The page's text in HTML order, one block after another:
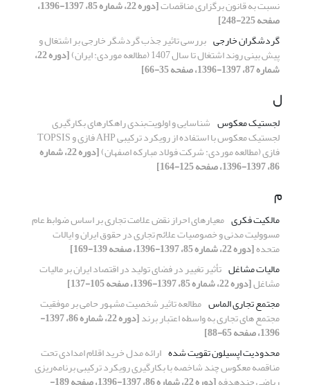
نسبت به قانون برگزاری مناقصات [دوره 22، شماره 85، 1397-1396،
صفحه 225-248]
گردشگران خارجی بررسی تاثیر جذب گردشگر خارجی بر اشتغال و
پیش بینی روند اشتغال تا سال 1407 (مطالعه موردی: ایران) [دوره 22،
شماره 87، 1397-1396، صفحه 35-66]
ل
لجستیک معکوس شناسایی و اولویت‌بندی راهکارهای بکارگیری
لجستیک معکوس با استفاده از رویکرد ترکیبی AHP فازی و TOPSIS
فازی (مطالعه موردی: شرکت فولاد مبارکه اصفهان) [دوره 22، شماره
86، 1397-1396، صفحه 125-164]
م
مالکیت فکری معیارهای احراز نقض علامت تجاری بر اساس ضوابط عام
مسوولیت مدنی و خصوصیات علائم تجاری در حقوق ایران و ایالات
متحده[دوره 22، شماره 85، 1397-1396، صفحه 139-169]
مالیات مشاغل تأثیر تغییر در فضای تولید در اقتصاد ایران بر مالیات
مشاغل[دوره 22، شماره 85، 1397-1396، صفحه 105-137]
مجتمع تجاری الماس مطالعه تاثیر شخصیت مشهور حامی بر موفقیت
مجتمع های تجاری به واسطه اعتبار برند [دوره 22، شماره 86، 1397-
1396، صفحه 65-88]
محدودیت اپسیلون تقویت شده ارائه مدل خرید اقلام امدادی تحت
مناقصه معکوس چند شاخصه با بکارگیری رویکرد ترکیبی برنامه‌ریزی